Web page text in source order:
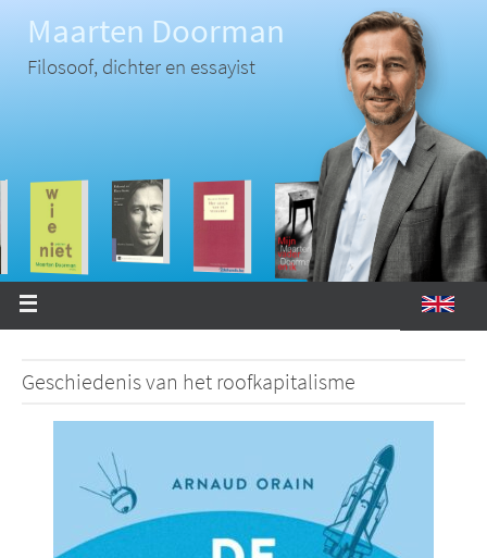
inhoud
Maarten Doorman
Filosoof, dichter en essayist
Geschiedenis van het roofkapitalisme